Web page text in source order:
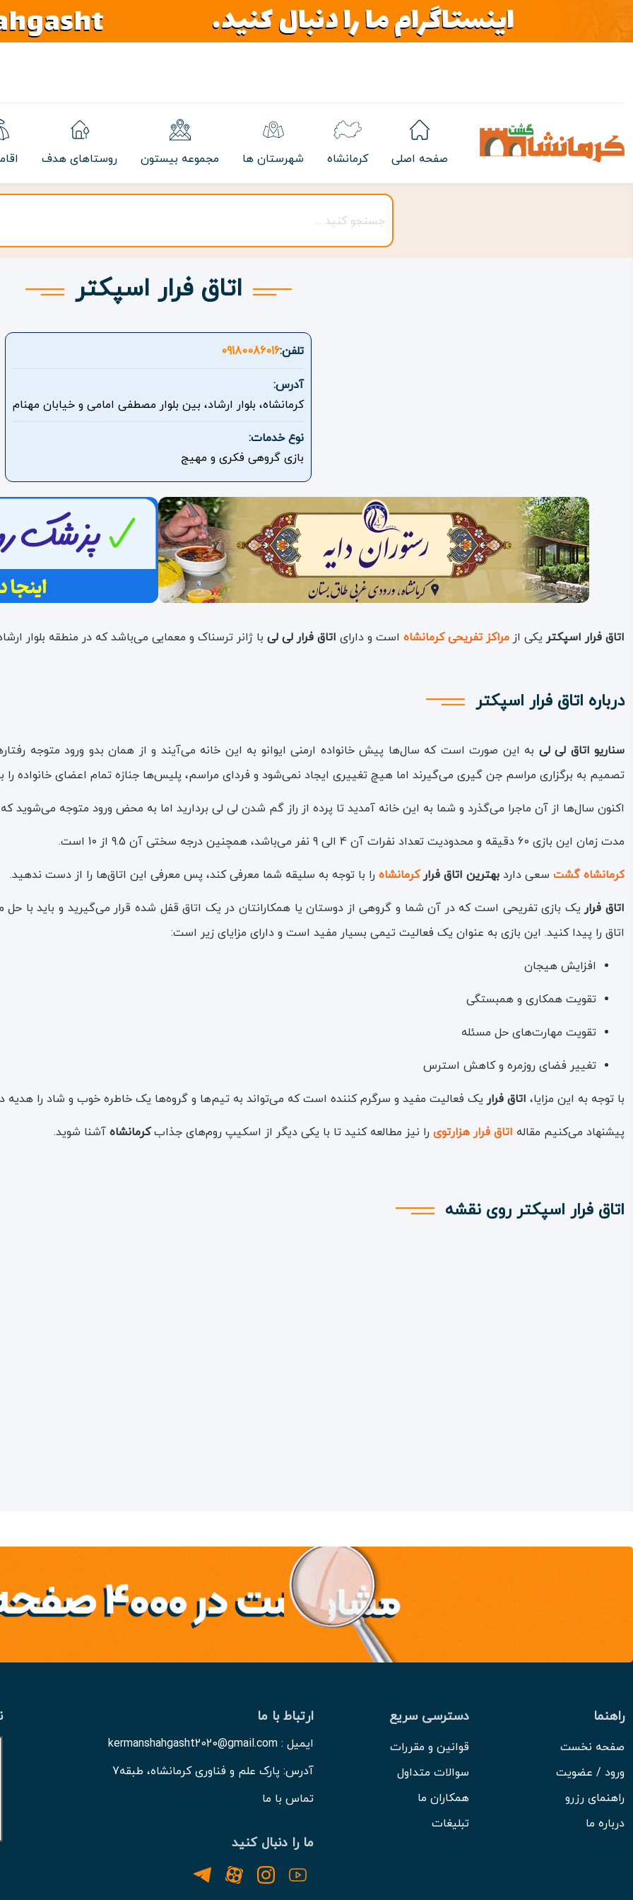
صفحه اصلی کرمانشاه شهرستان ها مجموعه بیستون روستاهای هدف
اتاق فرار اسپکتر
تلفن:09180086016
آدرس:
کرمانشاه، بلوار ارشاد، بین بلوار مصطفی امامی و خیابان مهنام
نوع خدمات:
بازی گروهی فکری و مهیج
اتاق فرار اسپکتر یکی از مراکز تفریحی کرمانشاه است و دارای اتاق فرار لی‌ لی با ژانر ترسناک و معمایی می‌باشد که در منطقه بلوار
درباره اتاق فرار اسپکتر
سناریو اتاق لی‌ لی به این صورت است که سال‌ها پیش خانواده ارمنی ایوانو به این خانه می‌آیند و از همان بدو ورود متوجه
تصمیم به برگزاری مراسم جن گیری می‌گیرند اما هیچ تغییری ایجاد نمی‌شود و فردای مراسم، پلیس‌ها جنازه تمام اعضای خانواده را
اکنون سال‌ها از آن ماجرا می‌گذرد و شما به این خانه آمدید تا پرده از راز گم‌ شدن لی‌ لی بردارید اما به محض ورود متوجه
مدت زمان این بازی 60 دقیقه و محدودیت تعداد نفرات آن 4 الی 9 نفر می‌باشد، همچنین درجه سختی آن 9.5 از 10 است.
کرمانشاه گشت سعی دارد بهترین اتاق فرارکرمانشاه را با توجه به سلیقه شما معرفی کند، پس معرفی این اتاق‌ها را از دست ندهید.
اتاق فرار یک بازی تفریحی است که در آن شما و گروهی از دوستان یا همکارانتان در یک اتاق قفل شده قرار می‌گیرید و باید با حل
اتاق را پیدا کنید. این بازی به عنوان یک فعالیت تیمی بسیار مفید است و دارای مزایای زیر است:
افزایش هیجان
تقویت همکاری و همبستگی
تقویت مهارت‌های حل مسئله
تغییر فضای روزمره و کاهش استرس
با توجه به این مزایا، اتاق فرار یک فعالیت مفید و سرگرم‌ کننده است که می‌تواند به تیم‌ها و گروه‌ها یک خاطره خوب و شاد را هدیه
پیشنهاد می‌کنیم مقاله اتاق فرار هزارتوی را نیز مطالعه کنید تا با یکی دیگر از اسکیپ روم‌های جذابکرمانشاه آشنا شوید.
اتاق فرار اسپکتر روی نقشه
راهنما
صفحه نخست
ورود / عضویت
راهنمای رزرو
درباره ما
دسترسی سریع
قوانین و مقررات
سوالات متداول
همکاران ما
تبلیغات
ارتباط با ما
ایمیل : kermanshahgasht2020@gmail.com
آدرس: پارک علم و فناوری کرمانشاه، طبقه7
تماس با ما
ما را دنبال کنید